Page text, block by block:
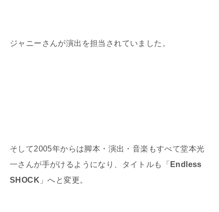
ジャニーさんが演出を担当されていました。
そして2005年からは脚本・演出・音楽もすべて堂本光
一さんが手がけるようになり、タイトルも「 Endless
SHOCK 」へと変更。